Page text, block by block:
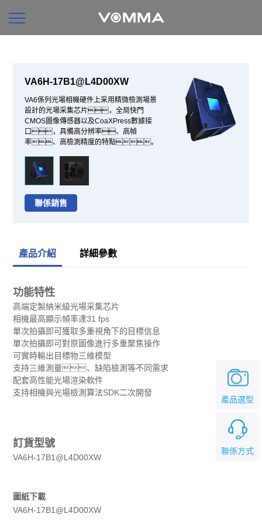
VA6H-17B1@L4D00XW
VA6係列光場相機硬件上采用精微檢測場景
設計的光場采集芯片，全局快門
CMOS圖像傳感器以及CoaXPress數據接
口，具備高分辨率、高幀
率、高檢測精度的特點。
聯係銷售
產品介紹 詳細參數
功能特性
高端定製納米級光場采集芯片
相機最高顯示幀率達31 fps
單次拍攝即可獲取多重視角下的目標信息
單次拍攝即可對原圖像進行多重聚焦操作
可實時輸出目標物三維模型
支持三維測量、缺陷檢測等不同需求
配套高性能光場渲染軟件
支持相機與光場檢測算法SDK二次開發
訂貨型號
VA6H-17B1@L4D00XW
圖紙下載
VA6H-17B1@L4D00XW
聯係方式
產品選型